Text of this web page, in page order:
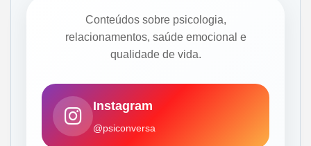
Conteúdos sobre psicologia,
relacionamentos, saúde emocional e
qualidade de vida.
Instagram
@psiconversa